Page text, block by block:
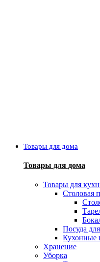
Товары для дома
Товары для дома
Товары для
Столовая
Посуда
Кухонные
Хранение
Уборка